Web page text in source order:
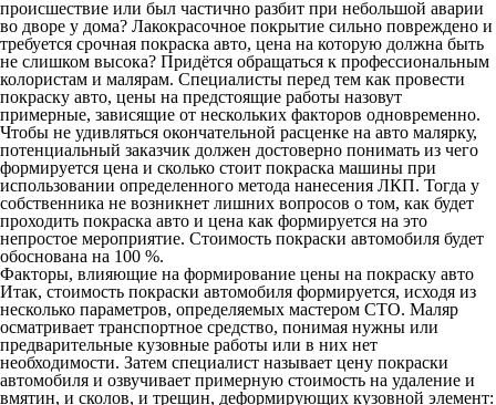
происшествие или был частично разбит при небольшой аварии
во дворе у дома? Лакокрасочное покрытие сильно повреждено и
требуется срочная покраска авто, цена на которую должна быть
не слишком высока? Придётся обращаться к профессиональным
колористам и малярам. Специалисты перед тем как провести
покраску авто, цены на предстоящие работы назовут
примерные, зависящие от нескольких факторов одновременно.
Чтобы не удивляться окончательной расценке на авто малярку,
потенциальный заказчик должен достоверно понимать из чего
формируется цена и сколько стоит покраска машины при
использовании определенного метода нанесения ЛКП. Тогда у
собственника не возникнет лишних вопросов о том, как будет
проходить покраска авто и цена как формируется на это
непростое мероприятие. Стоимость покраски автомобиля будет
обоснована на 100 %.
Факторы, влияющие на формирование цены на покраску авто
Итак, стоимость покраски автомобиля формируется, исходя из
несколько параметров, определяемых мастером СТО. Маляр
осматривает транспортное средство, понимая нужны или
предварительные кузовные работы или в них нет
необходимости. Затем специалист называет цену покраски
автомобиля и озвучивает примерную стоимость на удаление и
вмятин, и сколов, и трещин, деформирующих кузовной элемент: